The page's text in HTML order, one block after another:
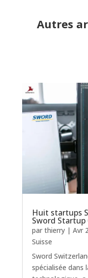
Autres
Huit startups
Sword Startup
par thierry| Avr
Suisse
Sword
spécialisée